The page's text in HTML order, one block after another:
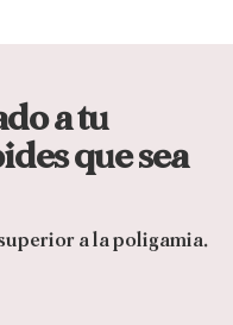
a tu
que sea
a la poligamia.